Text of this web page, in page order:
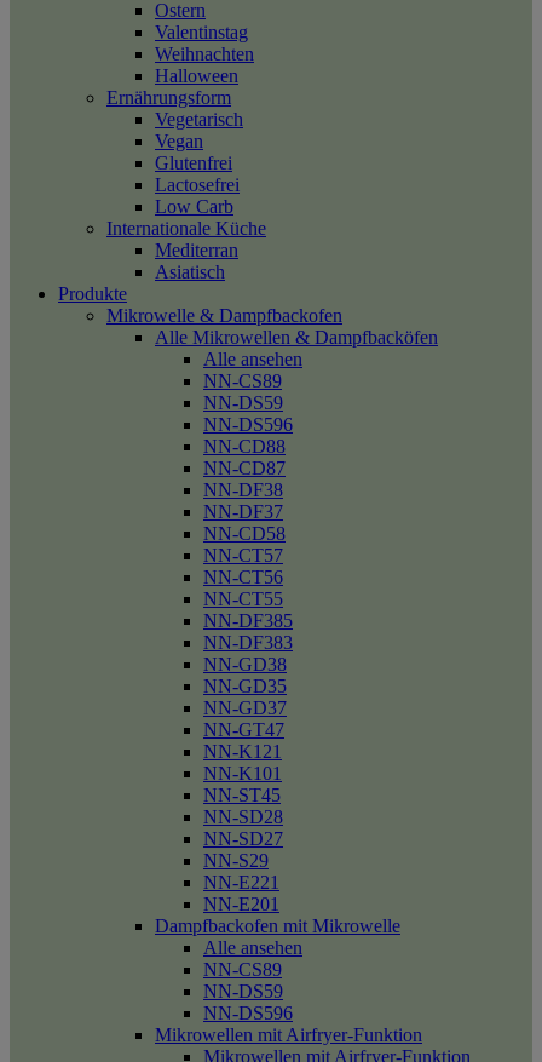
Ostern
Valentinstag
Weihnachten
Halloween
Ernährungsform
Vegetarisch
Vegan
Glutenfrei
Lactosefrei
Low Carb
Internationale Küche
Mediterran
Asiatisch
Produkte
Mikrowelle & Dampfbackofen
Alle Mikrowellen & Dampfbacköfen
Alle ansehen
NN-CS89
NN-DS59
NN-DS596
NN-CD88
NN-CD87
NN-DF38
NN-DF37
NN-CD58
NN-CT57
NN-CT56
NN-CT55
NN-DF385
NN-DF383
NN-GD38
NN-GD35
NN-GD37
NN-GT47
NN-K121
NN-K101
NN-ST45
NN-SD28
NN-SD27
NN-S29
NN-E221
NN-E201
Dampfbackofen mit Mikrowelle
Alle ansehen
NN-CS89
NN-DS59
NN-DS596
Mikrowellen mit Airfryer-Funktion
Mikrowellen mit Airfryer-Funktion